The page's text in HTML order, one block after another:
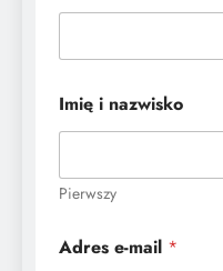
Imię i nazwisko
Pierwszy
Adres e-mail *